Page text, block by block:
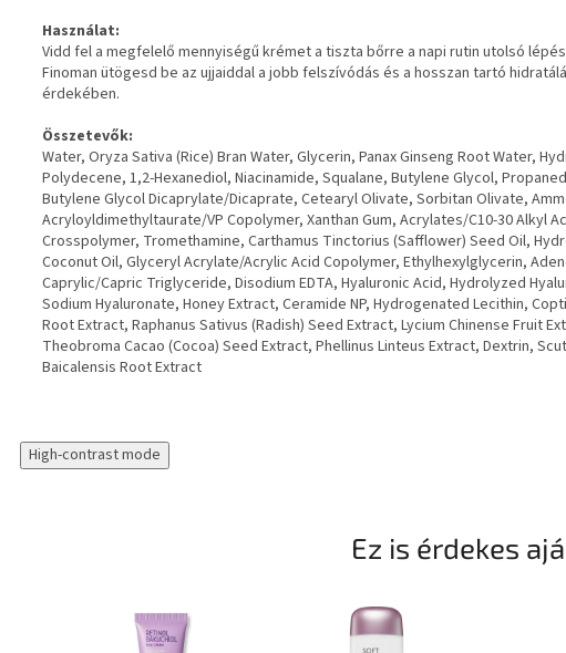
Használat:
Vidd fel a megfelelő mennyiségű krémet a tiszta bőrre a napi rutin utolsó
Finoman ütögesd be az ujjaiddal a jobb felszívódás és a hosszan tartó
érdekében.
Összetevők:
Water, Oryza Sativa (Rice) Bran Water, Glycerin, Panax Ginseng Root Water,
Polydecene, 1,2-Hexanediol, Niacinamide, Squalane, Butylene Glycol,
Butylene Glycol Dicaprylate/Dicaprate, Cetearyl Olivate, Sorbitan Olivate,
Acryloyldimethyltaurate/VP Copolymer, Xanthan Gum, Acrylates/C10-30 Alkyl
Crosspolymer, Tromethamine, Carthamus Tinctorius (Safflower) Seed Oil,
Coconut Oil, Glyceryl Acrylate/Acrylic Acid Copolymer, Ethylhexylglycerin,
Caprylic/Capric Triglyceride, Disodium EDTA, Hyaluronic Acid, Hydrolyzed
Sodium Hyaluronate, Honey Extract, Ceramide NP, Hydrogenated Lecithin,
Root Extract, Raphanus Sativus (Radish) Seed Extract, Lycium Chinense Fruit
Theobroma Cacao (Cocoa) Seed Extract, Phellinus Linteus Extract, Dextrin,
Baicalensis Root Extract
High-contrast mode
Ez is érdekes